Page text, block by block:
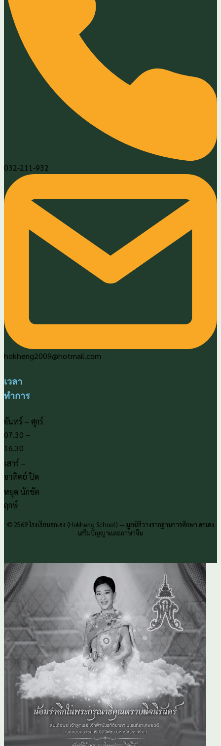
032-211-932
hokheng2009@hotmail.com
เวลา
ทำการ
จันทร์ – ศุกร์
07.30 –
16.30
เสาร์ –
อาทิตย์ ปิด
หยุด นักขัต
ฤกษ์
© 2569 โรงเรียนฮกเฮง (Hokheng School) — มูลนิธิวางรากฐานการศึกษา ฮกเฮง
เสริมปัญญาและภาษาจีน